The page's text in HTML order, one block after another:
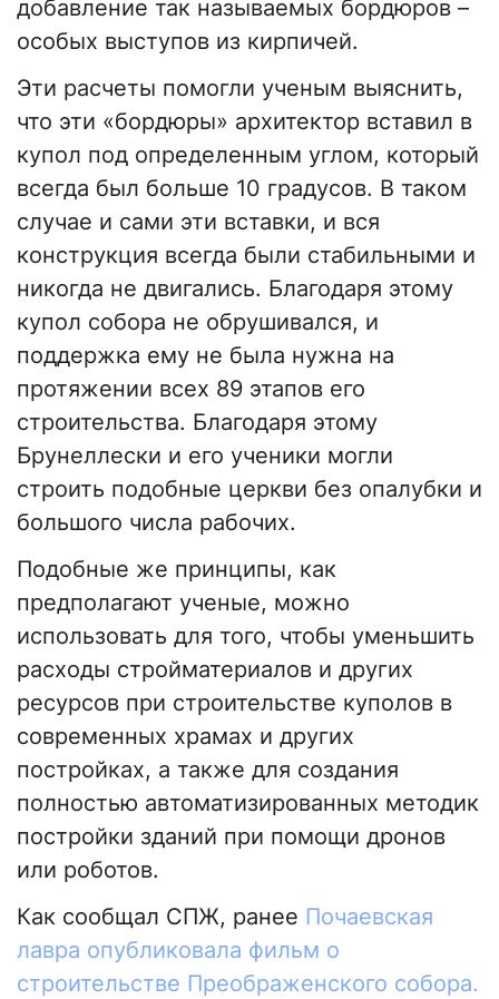
добавление так называемых бордюров –
особых выступов из кирпичей.
Эти расчеты помогли ученым выяснить,
что эти «бордюры» архитектор вставил в
купол под определенным углом, который
всегда был больше 10 градусов. В таком
случае и сами эти вставки, и вся
конструкция всегда были стабильными и
никогда не двигались. Благодаря этому
купол собора не обрушивался, и
поддержка ему не была нужна на
протяжении всех 89 этапов его
строительства. Благодаря этому
Брунеллески и его ученики могли
строить подобные церкви без опалубки и
большого числа рабочих.
Подобные же принципы, как
предполагают ученые, можно
использовать для того, чтобы уменьшить
расходы стройматериалов и других
ресурсов при строительстве куполов в
современных храмах и других
постройках, а также для создания
полностью автоматизированных методик
постройки зданий при помощи дронов
или роботов.
Как сообщал СПЖ, ранее Почаевская
лавра опубликовала фильм о
строительстве Преображенского собора.